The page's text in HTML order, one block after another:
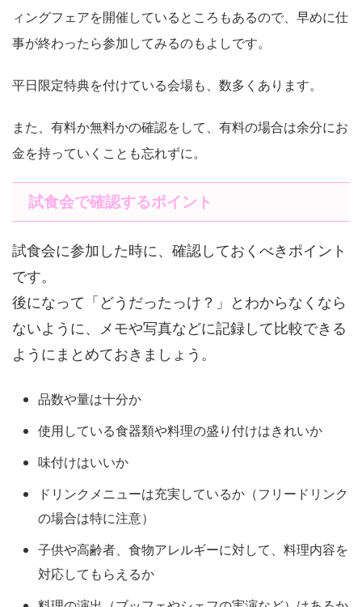
ィングフェアを開催しているところもあるので、早めに仕
事が終わったら参加してみるのもよしです。
平日限定特典を付けている会場も、数多くあります。
また、有料か無料かの確認をして、有料の場合は余分にお
金を持っていくことも忘れずに。
試食会で確認するポイント
試食会に参加した時に、確認しておくべきポイント
です。
後になって「どうだったっけ？」とわからなくなら
ないように、メモや写真などに記録して比較できる
ようにまとめておきましょう。
品数や量は十分か
使用している食器類や料理の盛り付けはきれいか
味付けはいいか
ドリンクメニューは充実しているか（フリードリンク
の場合は特に注意）
子供や高齢者、食物アレルギーに対して、料理内容を
対応してもらえるか